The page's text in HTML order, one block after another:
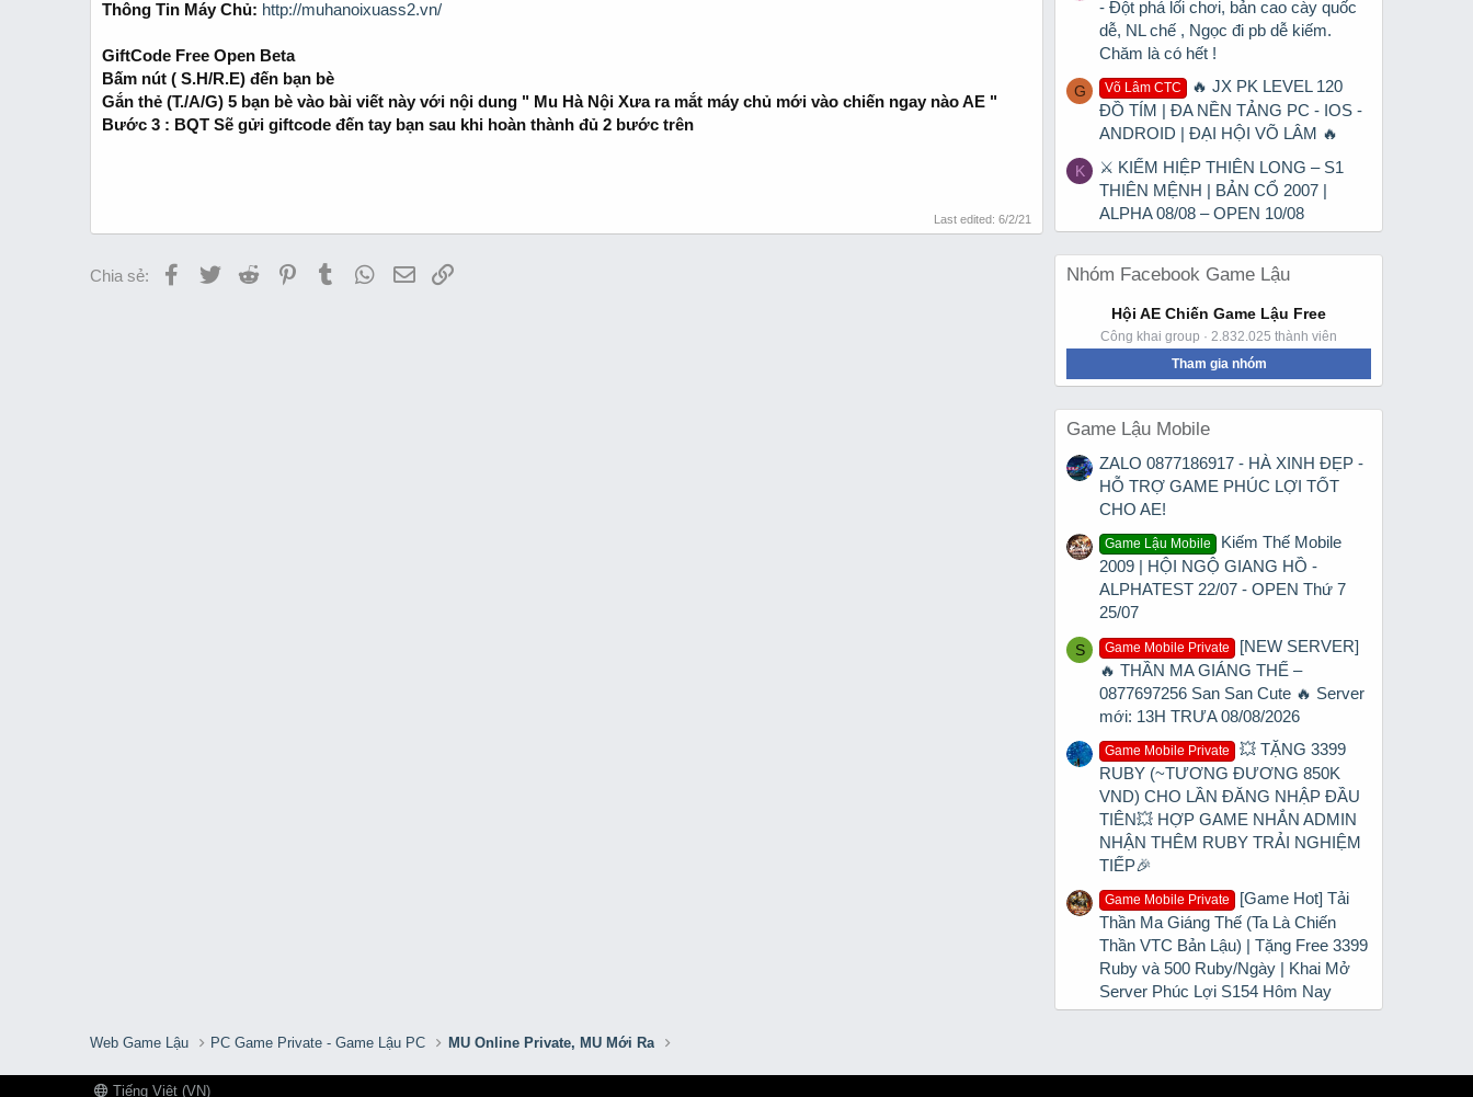
Thông Tin Máy Chủ: http://muhanoixuass2.vn/
GiftCode Free Open Beta
Bấm nút ( S.H/R.E) đến bạn bè
Gắn thẻ (T./A/G) 5 bạn bè vào bài viết này với nội dung " Mu Hà Nội Xưa ra mắt máy chủ mới vào chiến ngay nào AE "
Bước 3 : BQT Sẽ gửi giftcode đến tay bạn sau khi hoàn thành đủ 2 bước trên
Last edited: 6/2/21
Chia sẻ: Facebook
TwitterReddit PinterestTumblr WhatsApp
EmailLink
- Đột phá lối chơi, bản cao cày quốc
dễ, NL chế , Ngọc đi pb dễ kiếm.
Chăm là có hết !
G Võ Lâm CTC
🔥 JX PK LEVEL 120
ĐỒ TÍM | ĐA NỀN TẢNG PC - IOS -
ANDROID | ĐẠI HỘI VÕ LÂM 🔥
K
⚔ KIẾM HIỆP THIÊN LONG – S1
THIÊN MỆNH | BẢN CỔ 2007 |
ALPHA 08/08 – OPEN 10/08
Nhóm Facebook Game Lậu
Hội AE Chiến Game Lậu Free
Công khai group · 2.832.025 thành viên
Tham gia nhóm
Game Lậu Mobile
ZALO 0877186917 - HÀ XINH ĐẸP -
HỖ TRỢ GAME PHÚC LỢI TỐT
CHO AE!
Game Lậu Mobile
Kiếm Thế Mobile
2009 | HỘI NGỘ GIANG HỒ -
ALPHATEST 22/07 - OPEN Thứ 7
25/07
S Game Mobile Private
[NEW SERVER]
🔥 THẦN MA GIÁNG THẾ –
0877697256 San San Cute 🔥 Server
mới: 13H TRƯA 08/08/2026
Game Mobile Private
💥 TẶNG 3399
RUBY (~TƯƠNG ĐƯƠNG 850K
VND) CHO LẦN ĐĂNG NHẬP ĐẦU
TIÊN💥 HỢP GAME NHẮN ADMIN
NHẬN THÊM RUBY TRẢI NGHIỆM
TIẾP🎉
Game Mobile Private
[Game Hot] Tải
Thần Ma Giáng Thế (Ta Là Chiến
Thần VTC Bản Lậu) | Tặng Free 3399
Ruby và 500 Ruby/Ngày | Khai Mở
Server Phúc Lợi S154 Hôm Nay
Web Game Lậu PC Game Private - Game Lậu PC MU Online Private, MU Mới Ra
Tiếng Việt (VN)